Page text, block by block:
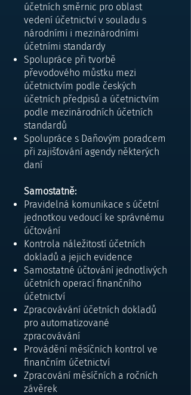
účetních směrnic pro oblast
vedení účetnictví v souladu s
národními i mezinárodními
účetními standardy
Spolupráce při tvorbě
převodového můstku mezi
účetnictvím podle českých
účetních předpisů a účetnictvím
podle mezinárodních účetních
standardů
Spolupráce s Daňovým poradcem
při zajišťování agendy některých
daní
Samostatně:
Pravidelná komunikace s účetní
jednotkou vedoucí ke správnému
účtování
Kontrola náležitostí účetních
dokladů a jejich evidence
Samostatné účtování jednotlivých
účetních operací finančního
účetnictví
Zpracovávání účetních dokladů
pro automatizované
zpracovávání
Provádění měsíčních kontrol ve
finančním účetnictví
Zpracování měsíčních a ročních
závěrek